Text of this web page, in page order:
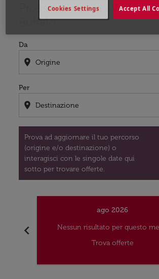
Prossimo voli da
Buffalo
Da
location_on
Per
location_on
Prova ad aggiornare il tuo percorso
(origine e/o destinazione) o
interagisci con le singole date qui
sotto per trovare offerte.
Prova ad aggiornare il tuo
chevron_left
ago 2026
Nessun risultato per questo
Trova offerte
Accept All
Cookies Settings